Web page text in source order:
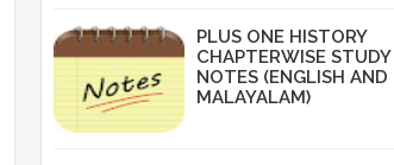
PLUS ONE HISTORY
CHAPTERWISE STUDY
NOTES (ENGLISH AND
MALAYALAM)